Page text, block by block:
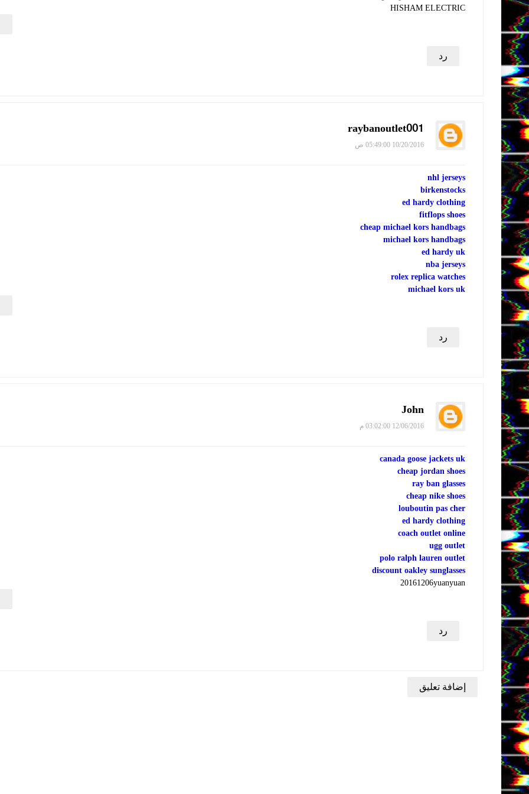
HISHAM ELECTRIC
رد
raybanoutlet001
10/20/2016 05:49:00 ص
nhl jerseys
birkenstocks
ed hardy clothing
fitflops shoes
cheap michael kors handbags
michael kors handbags
ed hardy uk
nba jerseys
rolex replica watches
michael kors uk
رد
John
12/06/2016 03:02:00 م
canada goose jackets uk
cheap jordan shoes
ray ban glasses
cheap nike shoes
louboutin pas cher
ed hardy clothing
coach outlet online
ugg outlet
polo ralph lauren outlet
discount oakley sunglasses
20161206yuanyuan
رد
إضافة تعليق